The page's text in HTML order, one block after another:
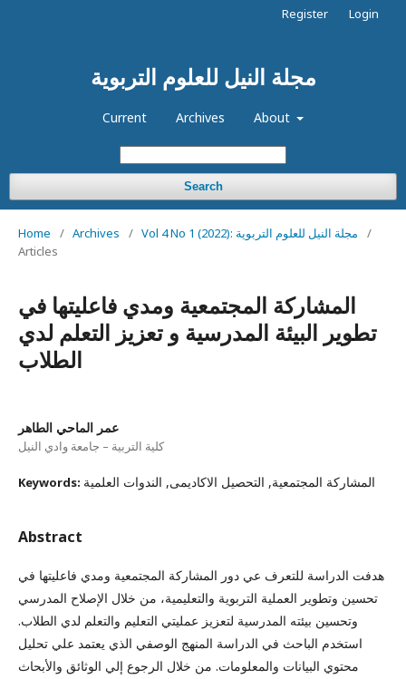
مجلة النيل للعلوم التربوية
Current Archives About
Search
Register Login
Home / Archives / Vol 4 No 1 (2022): مجلة النيل للعلوم التربوية
/
Articles
المشاركة المجتمعية ومدي فاعليتها في
تطوير البيئة المدرسية و تعزيز التعلم لدي
الطلاب
عمر الماحي الطاهر
كلية التربية – جامعة وادي النيل
Keywords: المشاركة المجتمعية, التحصيل الاكاديمى, الندوات العلمية
Abstract
هدفت الدراسة للتعرف عي دور المشاركة المجتمعية ومدي فاعليتها في
تحسين وتطوير العملية التربوية والتعليمية، من خلال الإصلاح المدرسي
وتحسين بيئته المدرسية لتعزيز عمليتي التعليم والتعلم لدي الطلاب.
استخدم الباحث في الدراسة المنهج الوصفي الذي يعتمد علي تحليل
محتوي البيانات والمعلومات. من خلال الرجوع إلي الوثائق والأبحاث